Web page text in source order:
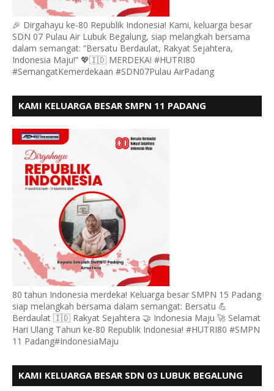
🎉 Dirgahayu ke-80 Republik Indonesia! Kami, keluarga besar
SDN 07 Pulau Air Lubuk Begalung, siap melangkah bersama
dalam semangat: “Bersatu Berdaulat, Rakyat Sejahtera,
Indonesia Maju!” 💖🇮🇩 MERDEKA! #HUTRI80
#SemangatKemerdekaan #SDN07Pulau AirPadang
KAMI KELUARGA BESAR SMPN 11 PADANG
BERDAULAT
80 tahun Indonesia merdeka! Keluarga besar SMPN 15 Padang
siap melangkah bersama dalam semangat: Bersatu 💪
Berdaulat 🇮🇩 Rakyat Sejahtera 🤝 Indonesia Maju 🚀 Selamat
Hari Ulang Tahun ke-80 Republik Indonesia! #HUTRI80 #SMPN
11 Padang#IndonesiaMaju
KAMI KELUARGA BESAR SDN 03 LUBUK BEGALUNG